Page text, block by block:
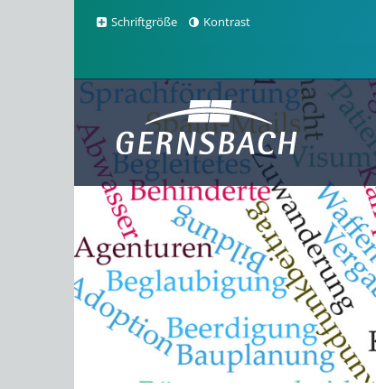
Schriftgröße Kontrast